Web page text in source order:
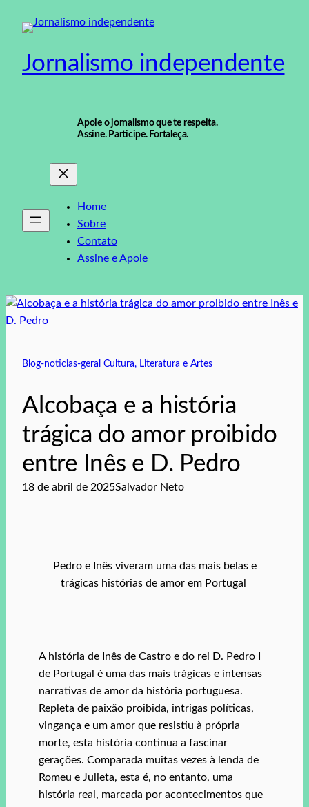
para
conteúdo
Jornalismo independente
Apoie o jornalismo que te respeita.
Assine. Participe. Fortaleça.
Home
Sobre
Contato
Assine e Apoie
Blog-noticias-geral Cultura, Literatura e Artes
Alcobaça e a história
trágica do amor proibido
entre Inês e D. Pedro
18 de abril de 2025Salvador Neto
Pedro e Inês viveram uma das mais belas e
trágicas histórias de amor em Portugal
A história de Inês de Castro e do rei D. Pedro I
de Portugal é uma das mais trágicas e intensas
narrativas de amor da história portuguesa.
Repleta de paixão proibida, intrigas políticas,
vingança e um amor que resistiu à própria
morte, esta história continua a fascinar
gerações. Comparada muitas vezes à lenda de
Romeu e Julieta, esta é, no entanto, uma
história real, marcada por acontecimentos que